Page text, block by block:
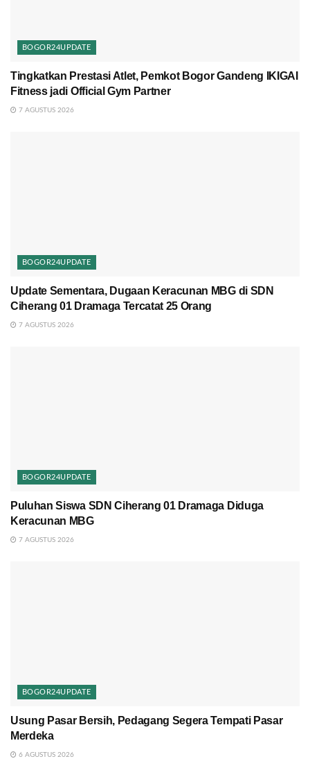
BOGOR24UPDATE
Tingkatkan Prestasi Atlet, Pemkot Bogor Gandeng IKIGAI
Fitness jadi Official Gym Partner
7 AGUSTUS 2026
BOGOR24UPDATE
Update Sementara, Dugaan Keracunan MBG di SDN
Ciherang 01 Dramaga Tercatat 25 Orang
7 AGUSTUS 2026
BOGOR24UPDATE
Puluhan Siswa SDN Ciherang 01 Dramaga Diduga
Keracunan MBG
7 AGUSTUS 2026
BOGOR24UPDATE
Usung Pasar Bersih, Pedagang Segera Tempati Pasar
Merdeka
6 AGUSTUS 2026